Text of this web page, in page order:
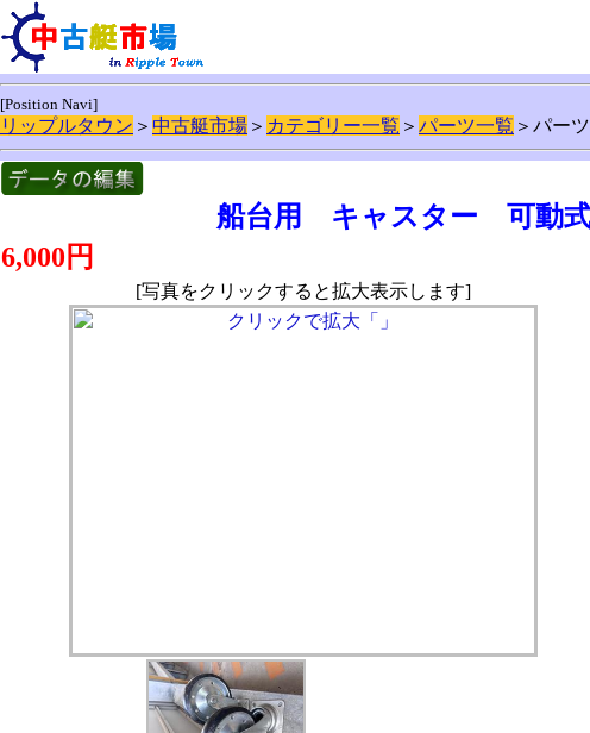
[Position Navi]
リップルタウン ＞ 中古艇市場 ＞ カテゴリー一覧 ＞ パーツ一覧 ＞パー
船台用 キャスター 可動
6,000円
[写真をクリックすると拡大表示します]